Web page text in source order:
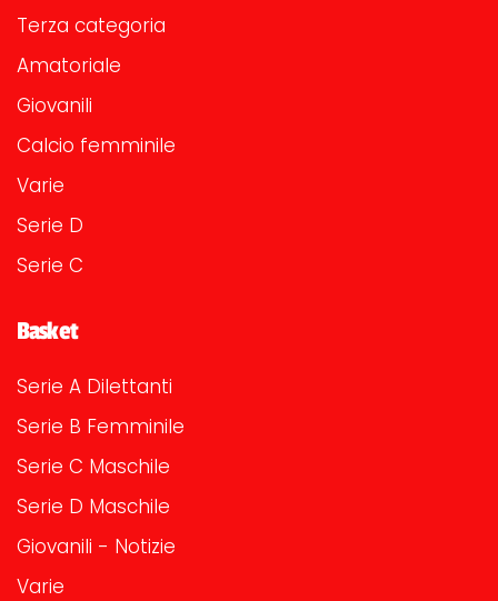
Terza categoria
Amatoriale
Giovanili
Calcio femminile
Varie
Serie D
Serie C
Basket
Serie A Dilettanti
Serie B Femminile
Serie C Maschile
Serie D Maschile
Giovanili - Notizie
Varie